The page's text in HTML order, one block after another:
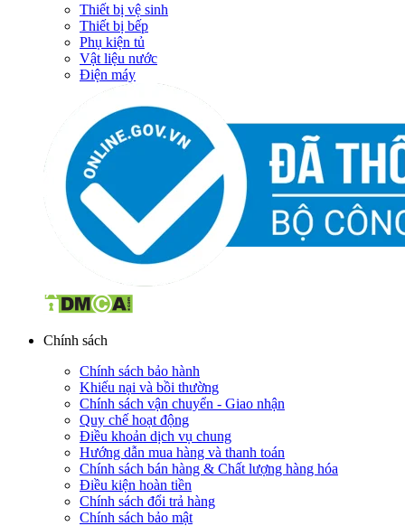
Thiết bị vệ sinh
Thiết bị bếp
Phụ kiện tủ
Vật liệu nước
Điện máy
Chính sách
Chính sách bảo hành
Khiếu nại và bồi thường
Chính sách vận chuyển - Giao nhận
Quy chế hoạt động
Điều khoản dịch vụ chung
Hướng dẫn mua hàng và thanh toán
Chính sách bán hàng & Chất lượng hàng hóa
Điều kiện hoàn tiền
Chính sách đổi trả hàng
Chính sách bảo mật